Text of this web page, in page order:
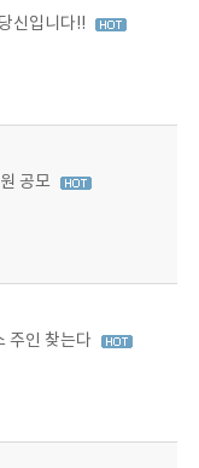
신입니다!!
공모
주인 찾는다